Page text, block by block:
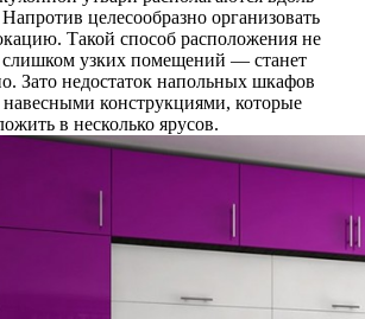
целесообразно организовать
Такой способ расположения не
слишком узких помещений — станет
Зато недостаток напольных шкафов
навесными конструкциями, которые
в несколько ярусов.